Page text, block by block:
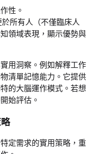
性。
於所有人（不僅臨床人
領域表現，顯示優勢與
用洞察。例如解釋工作
清單記憶能力。它提供
的大腦運作模式。若想
始評估。
定需求的實用策略，重